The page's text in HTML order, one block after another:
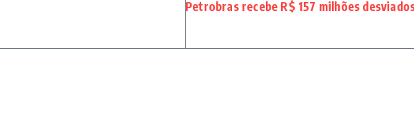
Petrobras recebe R$ 157 milhões